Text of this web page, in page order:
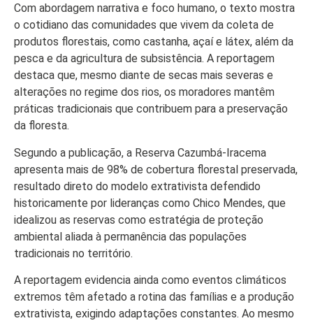
Especiais
Gastronomia
TV Portal
Sobre o
Portal Acre
Expediente
Política de
privacidade
Fale com
Portal Acre
Com abordagem narrativa e foco humano, o texto mostra
o cotidiano das comunidades que vivem da coleta de
produtos florestais, como castanha, açaí e látex, além da
pesca e da agricultura de subsistência. A reportagem
destaca que, mesmo diante de secas mais severas e
alterações no regime dos rios, os moradores mantêm
práticas tradicionais que contribuem para a preservação
da floresta.
Segundo a publicação, a Reserva Cazumbá-Iracema
apresenta mais de 98% de cobertura florestal preservada,
resultado direto do modelo extrativista defendido
historicamente por lideranças como Chico Mendes, que
idealizou as reservas como estratégia de proteção
ambiental aliada à permanência das populações
tradicionais no território.
A reportagem evidencia ainda como eventos climáticos
extremos têm afetado a rotina das famílias e a produção
extrativista, exigindo adaptações constantes. Ao mesmo